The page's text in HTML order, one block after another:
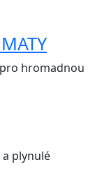
hromadnou
plynulé